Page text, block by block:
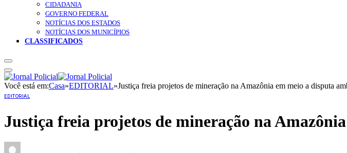
CIDADANIA
GOVERNO FEDERAL
NOTÍCIAS DOS ESTADOS
NOTÍCIAS DOS MUNICÍPIOS
CLASSIFICADOS
Você está em:Casa»EDITORIAL»Justiça freia projetos de mineração na Amazônia em meio a disputa
EDITORIAL
Justiça freia projetos de mineração na